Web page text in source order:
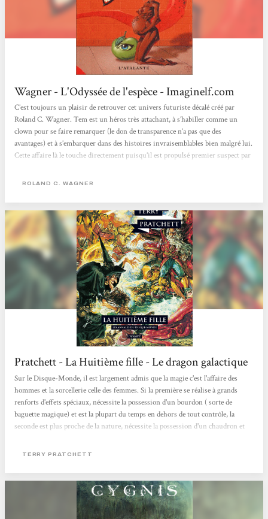
Wagner - L'Odyssée de l'espèce - Imaginelf.com
C’est toujours un plaisir de retrouver cet univers futuriste décalé créé par
Roland C. Wagner. Tem est un héros très attachant, à s’habiller comme un
clown pour se faire remarquer (le don de transparence n’a pas que des
avantages) et à s’embarquer dans des histoires invraisemblables bien malgré lui.
Cette affaire là le touche directement puisqu’il est propulsé premier suspect par
une fois impossible, comme celles que résolvait son héros Nestor Burma – le...
ROLAND C. WAGNER
Pratchett - La Huitième fille - Le dragon galactique
Sur le Disque-Monde, il est largement admis que la magie c'est l'affaire des
hommes et la sorcellerie celle des femmes. Si la première se réalise à grands
renforts d'effets spéciaux, nécessite la possession d'un bourdon ( sorte de
baguette magique) et est la plupart du temps en dehors de tout contrôle, la
seconde est plus proche de la nature, nécessite la possession d'un chaudron et
déclarer que la vraie et unique différence entre les deux, c'est que les hommes
TERRY PRATCHETT